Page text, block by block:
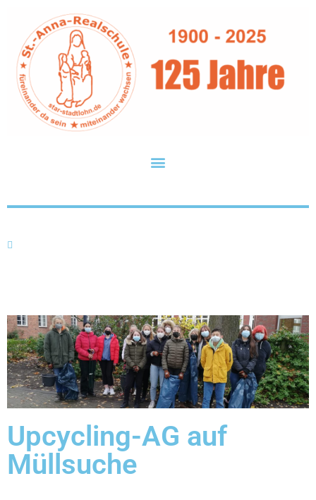
Upcycling-AG auf
Müllsuche